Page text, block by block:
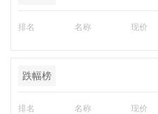
排名 名称 现价
跌幅榜
排名 名称 现价